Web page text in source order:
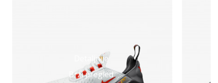
Detaljnije
Brzi pregled